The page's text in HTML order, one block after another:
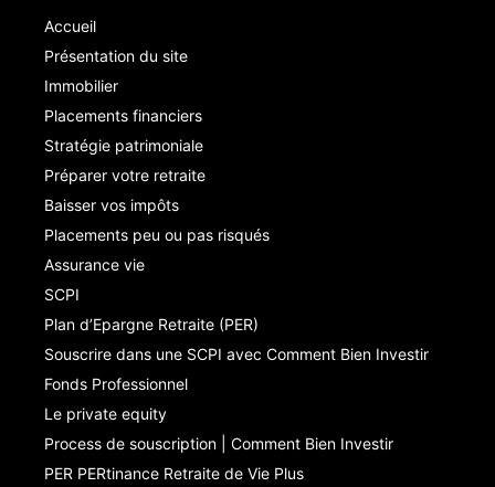
Accueil
Présentation du site
Immobilier
Placements financiers
Stratégie patrimoniale
Préparer votre retraite
Baisser vos impôts
Placements peu ou pas risqués
Assurance vie
SCPI
Plan d’Epargne Retraite (PER)
Souscrire dans une SCPI avec Comment Bien Investir
Fonds Professionnel
Le private equity
Process de souscription | Comment Bien Investir
PER PERtinance Retraite de Vie Plus